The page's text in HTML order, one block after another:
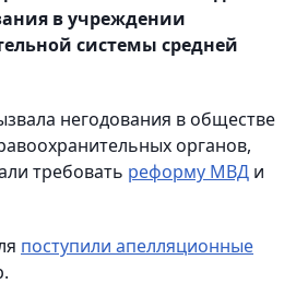
в учреждении
системы средней
негодования в обществе
органов,
требовать реформу МВД и
поступили апелляционные